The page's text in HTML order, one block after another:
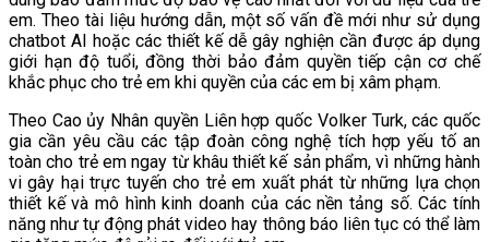
em. Theo tài liệu hướng dẫn, một số vấn đề mới như sử dụng
chatbot AI hoặc các thiết kế dễ gây nghiện cần được áp dụng
giới hạn độ tuổi, đồng thời bảo đảm quyền tiếp cận cơ chế
khắc phục cho trẻ em khi quyền của các em bị xâm phạm.
Theo Cao ủy Nhân quyền Liên hợp quốc Volker Turk, các quốc
gia cần yêu cầu các tập đoàn công nghệ tích hợp yếu tố an
toàn cho trẻ em ngay từ khâu thiết kế sản phẩm, vì những hành
vi gây hại trực tuyến cho trẻ em xuất phát từ những lựa chọn
thiết kế và mô hình kinh doanh của các nền tảng số. Các tính
năng như tự động phát video hay thông báo liên tục có thể làm